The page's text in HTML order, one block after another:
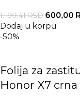
1.199,41RSD 600,00
Dodaj u korpu
-50%
Folija za
Honor X7 crna